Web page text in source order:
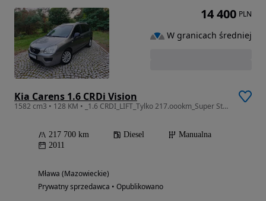
Kia Carens 1.6 CRDi Vision
1582 cm3 • 128 KM • _1.6 CRDI_LIFT_Tylko 217.oookm_Super Stan_z Niemiec
217 700 km Diesel
Manualna
2011
Mława (Mazowieckie)
Prywatny sprzedawca • Opublikowano
14 400 PLN
W granicach średniej